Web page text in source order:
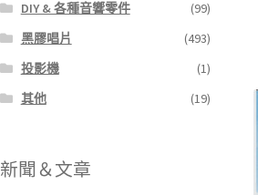
DIY & 各種音響零件
(99)
黑膠唱片
(493)
投影機
(1)
其他
(19)
新聞＆文章